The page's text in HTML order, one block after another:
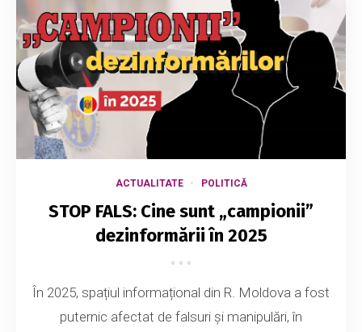
ACTUALITATE POLITICĂ
STOP FALS: Cine sunt „campionii”
dezinformării în 2025
În 2025, spațiul informațional din R. Moldova a fost
puternic afectat de falsuri și manipulări, în